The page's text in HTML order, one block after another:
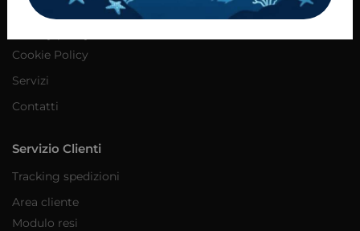
Diritto di recesso
Cookie Policy
Servizi
Contatti
Servizio Clienti
Tracking spedizioni
Area cliente
Modulo resi